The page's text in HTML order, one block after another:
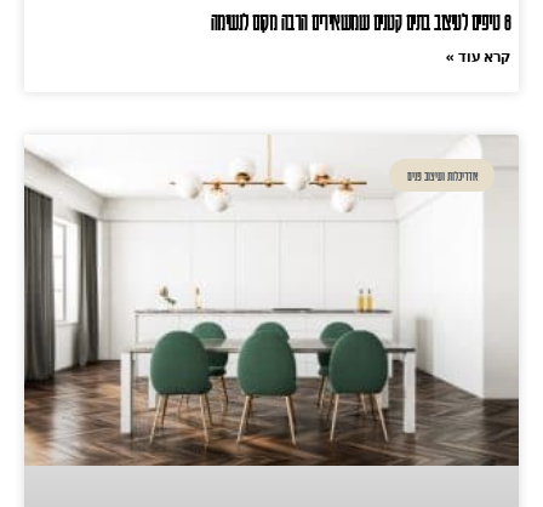
8 טיפים לעיצוב בתים קטנים שמשאירים הרבה מקום לנשימה
קרא עוד »
אדריכלות ועיצוב פנים